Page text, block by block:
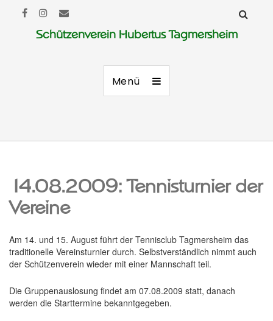
Schützenverein Hubertus Tagmersheim
Menü
14.08.2009: Tennisturnier der
Vereine
Am 14. und 15. August führt der Tennisclub Tagmersheim das
traditionelle Vereinsturnier durch. Selbstverständlich nimmt auch
der Schützenverein wieder mit einer Mannschaft teil.
Die Gruppenauslosung findet am 07.08.2009 statt, danach
werden die Starttermine bekanntgegeben.